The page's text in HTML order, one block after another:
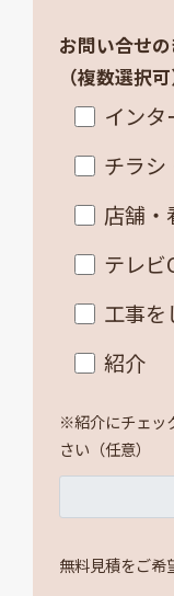
お問い合せ
（複数選択可
インタ
チラシ
店舗・
テレビ
工事を
紹介
※紹介にチェッ
さい（任意）
無料見積をご希